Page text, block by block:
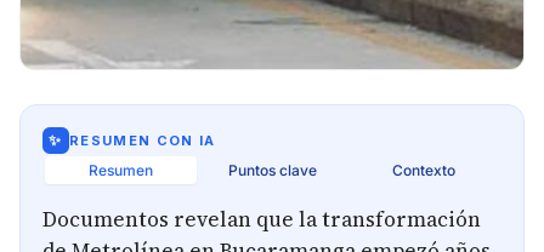
✨ RESUMEN CON IA
Resumen Puntos clave Contexto
Documentos revelan que la transformación